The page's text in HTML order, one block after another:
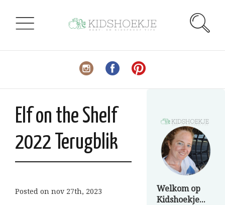
Elf on the Shelf
2022 Terugblik
Posted on nov 27th, 2023
Welkom op
Kidshoekje...